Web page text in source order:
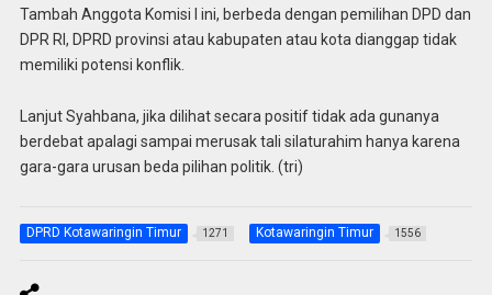
Tambah Anggota Komisi I ini, berbeda dengan pemilihan DPD dan
DPR RI, DPRD provinsi atau kabupaten atau kota dianggap tidak
memiliki potensi konflik.
Lanjut Syahbana, jika dilihat secara positif tidak ada gunanya
berdebat apalagi sampai merusak tali silaturahim hanya karena
gara-gara urusan beda pilihan politik. (tri)
DPRD Kotawaringin Timur 1271 Kotawaringin Timur 1556